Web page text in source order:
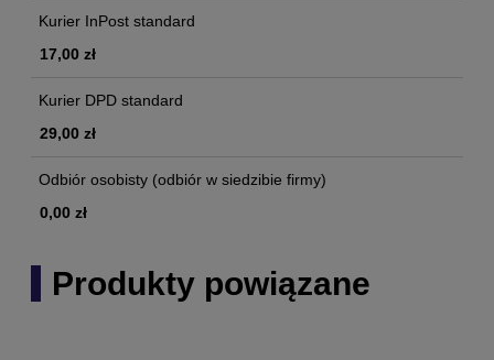
Kurier InPost standard
17,00 zł
Kurier DPD standard
29,00 zł
Odbiór osobisty (odbiór w siedzibie firmy)
0,00 zł
Produkty powiązane